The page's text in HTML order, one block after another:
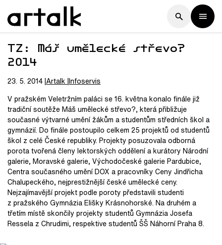
TZ: Máš umělecké střevo?
2014
23. 5. 2014 Artalk Infoservis
V pražském Veletržním paláci se 16. května konalo finále již
tradiční soutěže Máš umělecké střevo?, která přibližuje
současné výtvarné umění žákům a studentům středních škol a
gymnázií. Do finále postoupilo celkem 25 projektů od studentů
škol z celé České republiky. Projekty posuzovala odborná
porota tvořená členy lektorských oddělení a kurátory Národní
galerie, Moravské galerie, Východočeské galerie Pardubice,
Centra současného umění DOX a pracovníky Ceny Jindřicha
Chalupeckého, nejprestižnější české umělecké ceny.
Nejzajímavější projekt podle poroty představili studenti
z pražského Gymnázia Elišky Krásnohorské. Na druhém a
třetím místě skončily projekty studentů Gymnázia Josefa
Ressela z Chrudimi, respektive studentů ŠŠ Náhorní Praha 8.